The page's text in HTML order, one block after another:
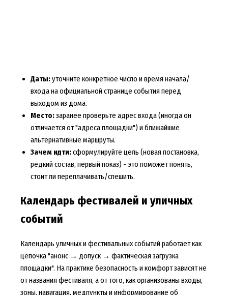
Даты:уточните конкретное число и время начала/
входа на официальной странице события перед
выходом из дома.
Место:заранее проверьте адрес входа (иногда он
отличается от "адреса площадки") и ближайшие
альтернативные маршруты.
Зачем идти:сформулируйте цель (новая постановка,
редкий состав, первый показ) - это поможет понять,
стоит ли переплачивать/спешить.
Календарь фестивалей и уличных
событий
Календарь уличных и фестивальных событий работает как
цепочка "анонс → допуск → фактическая загрузка
площадки". На практике безопасность и комфорт зависят не
от названия фестиваля, а от того, как организованы входы,
зоны, навигация, медпункты и информирование об